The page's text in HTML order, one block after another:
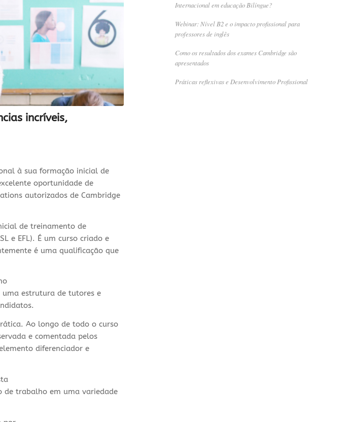
incríveis,
à sua formação inicial de
oportunidade de
autorizados de Cambridge
de treinamento de
e EFL). É um curso criado e
é uma qualificação que
uma estrutura de tutores e
Ao longo de todo o curso
e comentada pelos
diferenciador e
de trabalho em uma variedade
Internacional em educação Bilíngue?
Webinar: Nível B2 e o impacto profissional para
professores de inglês
Como os resultados dos exames Cambridge são
apresentados
Práticas reflexivas e Desenvolvimento Profissional